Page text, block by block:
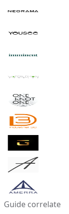
Guide correlate